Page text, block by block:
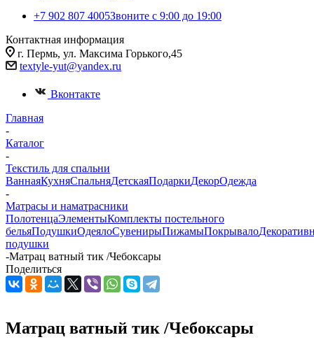
+7 902 807 4005Звоните с 9:00 до 19:00
Контактная информация
г. Пермь, ул. Максима Горького,45
textyle-yut@yandex.ru
Вконтакте
Главная
-
Каталог
-
Текстиль для спальни
ВаннаяКухняСпальняДетскаяПодаркиДекорОдежда
-
Матрасы и наматрасники
ПолотенцаЭлементыКомплекты постельного
бельяПодушкиОдеялоСувенирыПижамыПокрывало
подушки
-Матрац ватный тик /Чебоксары
Поделиться
Матрац ватный тик /Чебоксары